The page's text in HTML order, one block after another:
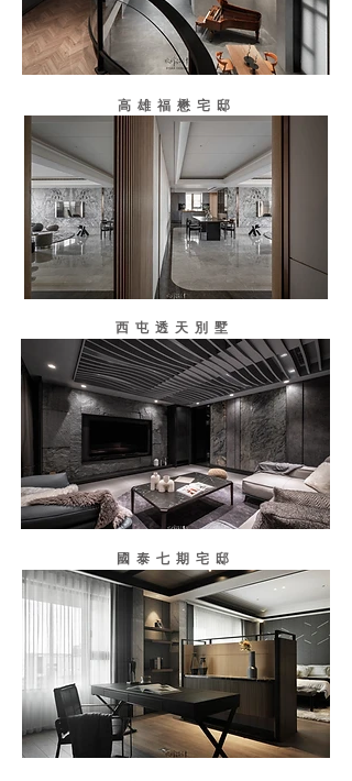
高雄福懋宅邸
西屯透天別墅
國泰七期宅邸